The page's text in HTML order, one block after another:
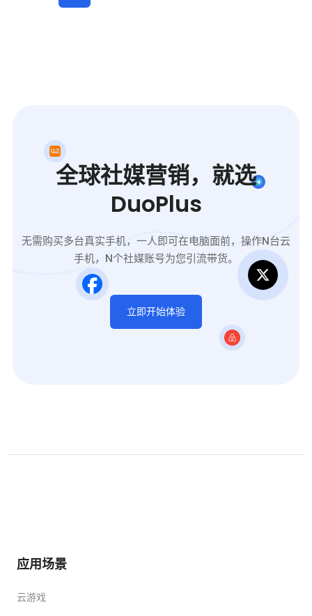
全球社媒营销，就选
DuoPlus
无需购买多台真实手机，一人即可在电脑面前，操作N台云
手机，N个社媒账号为您引流带货。
立即开始体验
应用场景
云游戏